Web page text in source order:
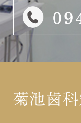
菊池歯